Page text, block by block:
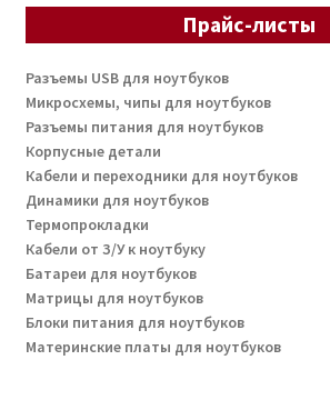
Прайс-листы
Разъемы USB для ноутбуков
Микросхемы, чипы для ноутбуков
Разъемы питания для ноутбуков
Корпусные детали
Кабели и переходники для ноутбуков
Динамики для ноутбуков
Термопрокладки
Кабели от З/У к ноутбуку
Батареи для ноутбуков
Матрицы для ноутбуков
Блоки питания для ноутбуков
Материнские платы для ноутбуков